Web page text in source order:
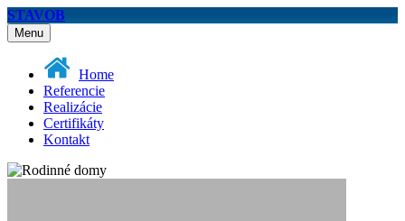
STAVOB
Menu
Home
Referencie
Realizácie
Certifikáty
Kontakt